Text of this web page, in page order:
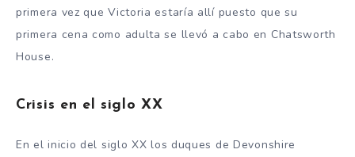
primera vez que Victoria estaría allí puesto que su
primera cena como adulta se llevó a cabo en Chatsworth
House.
Crisis en el siglo XX
En el inicio del siglo XX los duques de Devonshire